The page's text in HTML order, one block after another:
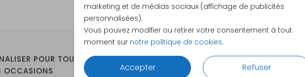
marketing et de médias sociaux (affichage de publicités
personnalisées).
Vous pouvez modifier ou retirer votre consentement à tout
moment sur notre politique de cookies.
Accepter Refuser
POUR TOUTES
OCCASIONS
CE QUE NOS CLIENTS DISENT DE NOUS